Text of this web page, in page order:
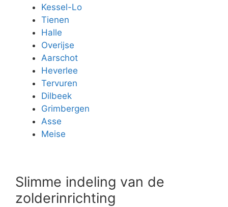
Kessel-Lo
Tienen
Halle
Overijse
Aarschot
Heverlee
Tervuren
Dilbeek
Grimbergen
Asse
Meise
Slimme indeling van de
zolderinrichting